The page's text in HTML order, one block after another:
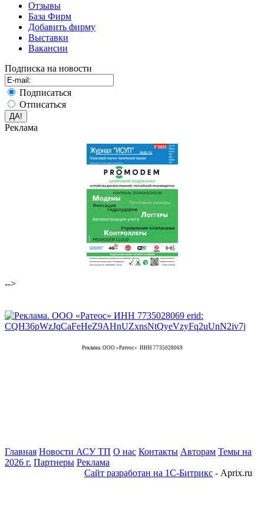
Отзывы
База Фирм
Добавить фирму
Выставки
Вакансии
Подписка на новости
Подписаться
Отписаться
Реклама
-->
Реклама. ООО «Ратеос» ИНН 7735028069
Главная Новости АСУ ТП О нас Контакты Авторам Темы на
2026 г. Партнеры Реклама
Сайт разработан на 1С-Битрикс - Aprix.ru